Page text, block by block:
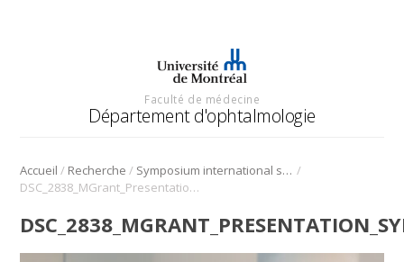
Faculté de médecine
Département d'ophtalmologie
Accueil / Recherche / Symposium international sur l’angiogenèse rétinienne et choroïdienne /
DSC_2838_MGrant_Presentation_Symposium_Angio_2022